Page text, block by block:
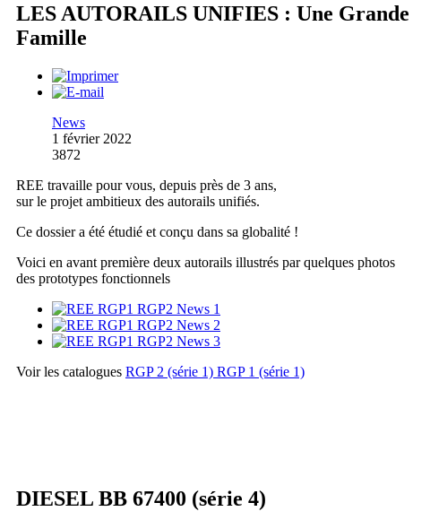
LES AUTORAILS UNIFIES : Une Grande
Famille
News
1 février 2022
3872
REE travaille pour vous, depuis près de 3 ans,
sur le projet ambitieux des autorails unifiés.
Ce dossier a été étudié et conçu dans sa globalité !
Voici en avant première deux autorails illustrés par quelques photos
des prototypes fonctionnels
Voir les catalogues RGP 2 (série 1) RGP 1 (série 1)
DIESEL BB 67400 (série 4)